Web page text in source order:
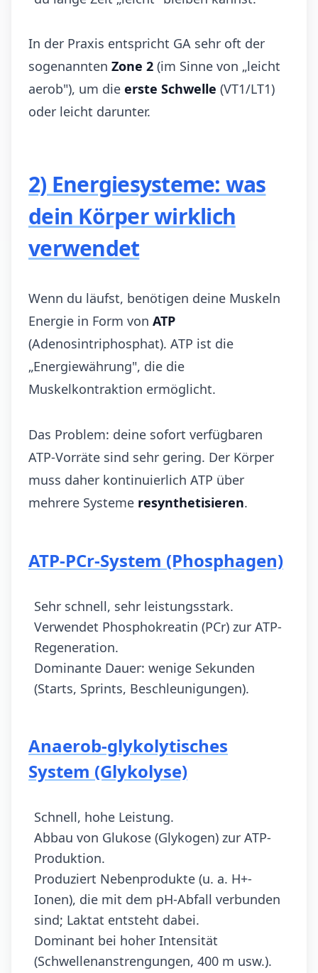
In der Praxis entspricht GA sehr oft der
sogenannten Zone 2 (im Sinne von „leicht
aerob"), um die erste Schwelle (VT1/LT1)
oder leicht darunter.
2) Energiesysteme: was
dein Körper wirklich
verwendet
Wenn du läufst, benötigen deine Muskeln
Energie in Form von ATP
(Adenosintriphosphat). ATP ist die
„Energiewährung", die die
Muskelkontraktion ermöglicht.
Das Problem: deine sofort verfügbaren
ATP-Vorräte sind sehr gering. Der Körper
muss daher kontinuierlich ATP über
mehrere Systeme resynthetisieren.
ATP-PCr-System (Phosphagen)
Sehr schnell, sehr leistungsstark.
Verwendet Phosphokreatin (PCr) zur ATP-
Regeneration.
Dominante Dauer: wenige Sekunden
(Starts, Sprints, Beschleunigungen).
Anaerob-glykolytisches
System (Glykolyse)
Schnell, hohe Leistung.
Abbau von Glukose (Glykogen) zur ATP-
Produktion.
Produziert Nebenprodukte (u. a. H+-
Ionen), die mit dem pH-Abfall verbunden
sind; Laktat entsteht dabei.
Dominant bei hoher Intensität
(Schwellenanstrengungen, 400 m usw.).